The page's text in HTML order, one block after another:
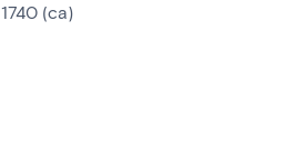
1740 (ca)